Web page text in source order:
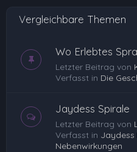
Vergleichbare Themen
Wo Erlebtes
Letzter Beitrag von
Verfasst in Die
Jaydess Spirale
Letzter Beitrag von
Verfasst in Jaydess
Nebenwirkungen